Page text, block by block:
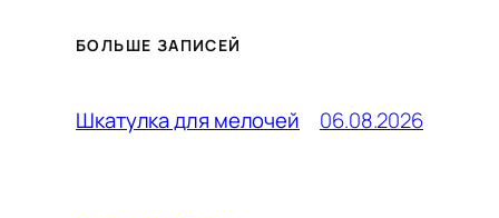
БОЛЬШЕ ЗАПИСЕЙ
Шкатулка для мелочей 06.08.2026